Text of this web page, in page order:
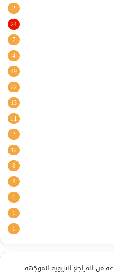
2
24
7
4
49
22
13
11
2
12
8
3
1
1
1
من المراجع التربوية الموجّهة